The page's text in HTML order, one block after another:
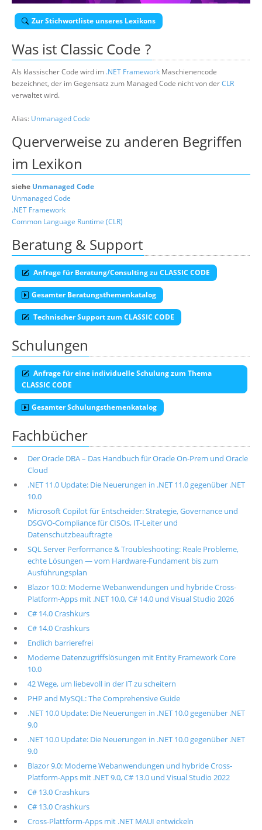
Über uns
Zur Stichwortliste unseres Lexikons
Was ist Classic Code ?
Als klassischer Code wird im .NET Framework Maschienencode
bezeichnet, der im Gegensatz zum Managed Code nicht von derCLR
verwaltet wird.
Alias: Unmanaged Code
Querverweise zu anderen Begriffen
im Lexikon
siehe Unmanaged Code
Unmanaged Code
.NET Framework
Common Language Runtime (CLR)
Beratung & Support
Anfrage für Beratung/Consulting zu CLASSIC CODE
Gesamter Beratungsthemenkatalog
Technischer Support zum CLASSIC CODE
Schulungen
Anfrage für eine individuelle Schulung zum Thema
CLASSIC CODE
Gesamter Schulungsthemenkatalog
Fachbücher
Der Oracle DBA – Das Handbuch für Oracle On-Prem und Oracle
Cloud
.NET 11.0 Update: Die Neuerungen in .NET 11.0 gegenüber .NET
10.0
Microsoft Copilot für Entscheider: Strategie, Governance und
DSGVO-Compliance für CISOs, IT-Leiter und
Datenschutzbeauftragte
SQL Server Performance & Troubleshooting: Reale Probleme,
echte Lösungen — vom Hardware-Fundament bis zum
Ausführungsplan
Blazor 10.0: Moderne Webanwendungen und hybride Cross-
Platform-Apps mit .NET 10.0, C# 14.0 und Visual Studio 2026
C# 14.0 Crashkurs
C# 14.0 Crashkurs
Endlich barrierefrei
Moderne Datenzugriffslösungen mit Entity Framework Core
10.0
42 Wege, um liebevoll in der IT zu scheitern
PHP and MySQL: The Comprehensive Guide
.NET 10.0 Update: Die Neuerungen in .NET 10.0 gegenüber .NET
9.0
.NET 10.0 Update: Die Neuerungen in .NET 10.0 gegenüber .NET
9.0
Blazor 9.0: Moderne Webanwendungen und hybride Cross-
Platform-Apps mit .NET 9.0, C# 13.0 und Visual Studio 2022
C# 13.0 Crashkurs
C# 13.0 Crashkurs
Cross-Plattform-Apps mit .NET MAUI entwickeln